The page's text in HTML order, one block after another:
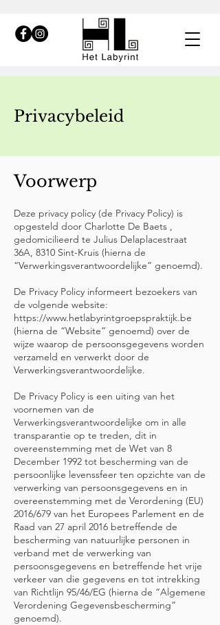
Privacybeleid
Voorwerp
Deze privacy policy (de Privacy Policy) is
opgesteld door Charlotte De Baets ,
gedomicilieerd te Julius Delaplacestraat
36A, 8310 Sint-Kruis (hierna de
“Verwerkingsverantwoordelijke” genoemd).
De Privacy Policy informeert bezoekers van
de volgende website:
https://www.hetlabyrintgroepspraktijk.be
(hierna de “Website” genoemd) over de
wijze waarop de persoonsgegevens worden
verzameld en verwerkt door de
Verwerkingsverantwoordelijke.
De Privacy Policy is een uiting van het
voornemen van de
Verwerkingsverantwoordelijke om in alle
transparantie op te treden, dit in
overeenstemming met de Wet van 8
December 1992 tot bescherming van de
persoonlijke levenssfeer ten opzichte van de
verwerking van persoonsgegevens en in
overeenstemming met de Verordening (EU)
2016/679 van het Europees Parlement en de
Raad van 27 april 2016 betreffende de
bescherming van natuurlijke personen in
verband met de verwerking van
persoonsgegevens en betreffende het vrije
verkeer van die gegevens en tot intrekking
van Richtlijn 95/46/EG (hierna de “Algemene
Verordening Gegevensbescherming”
genoemd).